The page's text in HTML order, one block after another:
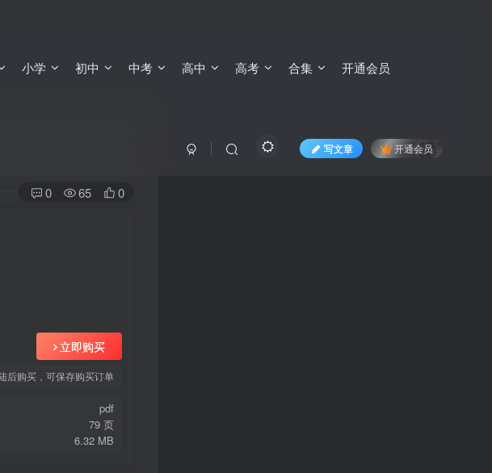
小学 初中 中考 高中 高考 合集 开通会员
写文章 开通会员
0 65 0
立即购买
后购买，可保存购买订单
pdf
79 页
6.32 MB